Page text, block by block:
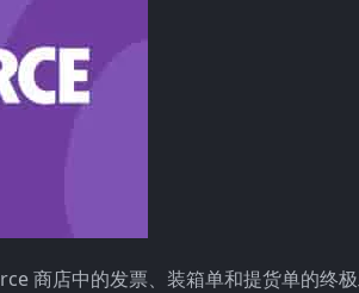
商店中的发票、装箱单和提货单的终极